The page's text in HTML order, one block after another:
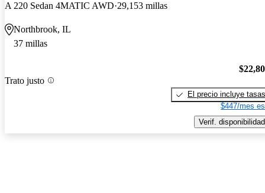
A 220 Sedan 4MATIC AWD 29,153 millas
Northbrook, IL
37 millas
Trato justo
El precio incluye tasas
$447/mes
Verif. disponibilidad